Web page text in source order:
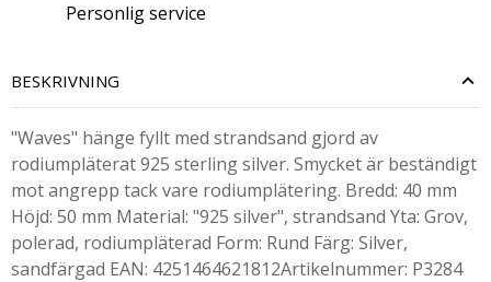
Personlig service
BESKRIVNING
"Waves" hänge fyllt med strandsand gjord av
rodiumpläterat 925 sterling silver. Smycket är beständigt
mot angrepp tack vare rodiumplätering. Bredd: 40 mm
Höjd: 50 mm Material: "925 silver", strandsand Yta: Grov,
polerad, rodiumpläterad Form: Rund Färg: Silver,
sandfärgad EAN: 4251464621812Artikelnummer: P3284